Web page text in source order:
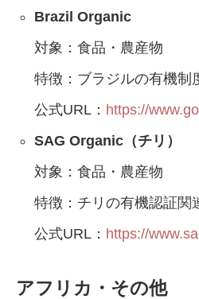
Brazil Organic
対象：食品・農産物
特徴：ブラジルの有機制
公式URL： https://
SAG Organic（チリ）
対象：食品・農産物
特徴：チリの有機認証関
公式URL： https://
アフリカ・その他